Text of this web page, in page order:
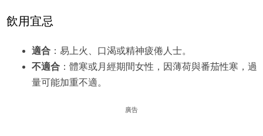
飲用宜忌
適合：易上火、口渴或精神疲倦人士。
不適合：體寒或月經期間女性，因薄荷與番茄性寒，過
量可能加重不適。
廣告